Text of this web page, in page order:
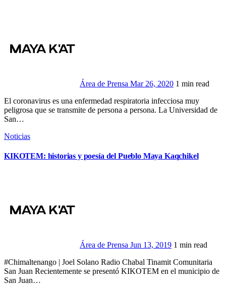
Área de Prensa Mar 26, 2020 1 min read
El coronavirus es una enfermedad respiratoria infecciosa muy
peligrosa que se transmite de persona a persona. La Universidad de
San…
Noticias
KIKOTEM: historias y poesía del Pueblo Maya Kaqchikel
Área de Prensa Jun 13, 2019 1 min read
#Chimaltenango | Joel Solano Radio Chabal Tinamit Comunitaria
San Juan Recientemente se presentó KIKOTEM en el municipio de
San Juan…